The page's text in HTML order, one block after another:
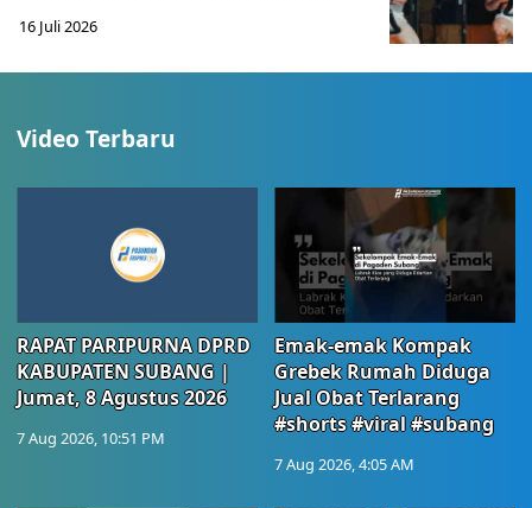
16 Juli 2026
Video Terbaru
RAPAT PARIPURNA DPRD
KABUPATEN SUBANG |
Jumat, 8 Agustus 2026
7 Aug 2026, 10:51 PM
Emak-emak Kompak
Grebek Rumah Diduga
Jual Obat Terlarang
#shorts #viral #subang
7 Aug 2026, 4:05 AM